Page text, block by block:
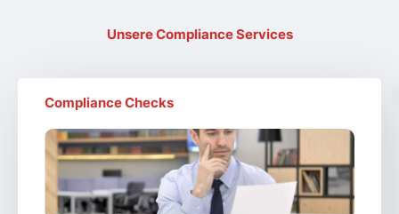
Unsere Compliance Services
Compliance Checks